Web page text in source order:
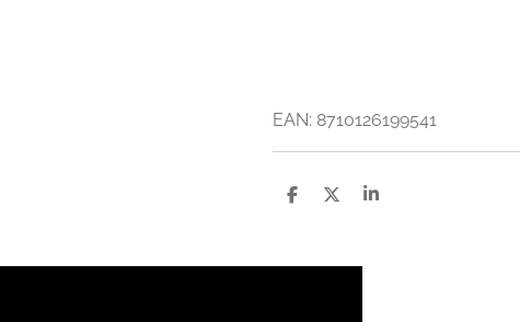
EAN: 8710126199541
D
n
D
S